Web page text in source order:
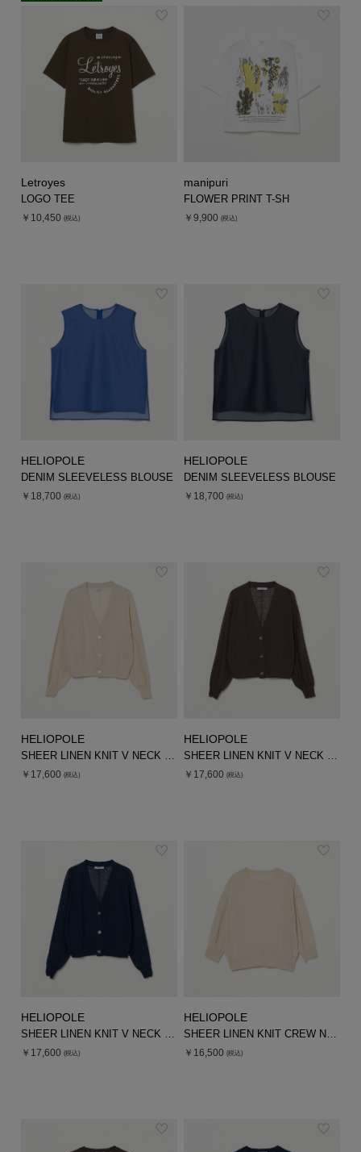
Letroyes
LOGO TEE
￥10,450 (税込)
manipuri
FLOWER PRINT T-SH
￥9,900 (税込)
HELIOPOLE
DENIM SLEEVELESS BLOUSE
￥18,700 (税込)
HELIOPOLE
DENIM SLEEVELESS BLOUSE
￥18,700 (税込)
HELIOPOLE
￥17,600 (税込)
HELIOPOLE
￥17,600 (税込)
HELIOPOLE
￥17,600 (税込)
HELIOPOLE
SHEER LINEN KNIT CREW NECK
￥16,500 (税込)